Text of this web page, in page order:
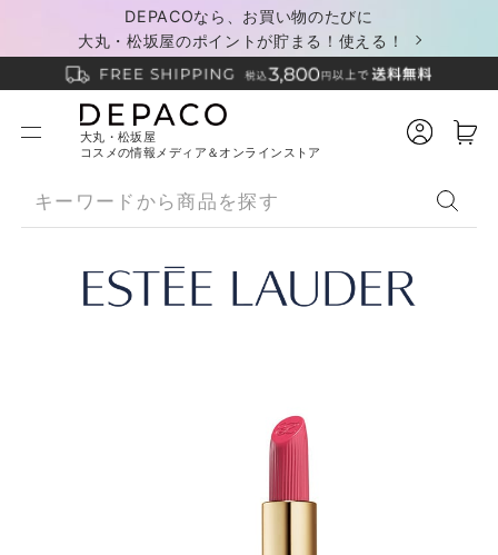
DEPACOなら、お買い物のたびに
大丸・松坂屋のポイントが貯まる！使える！
大丸・松坂屋
コスメの情報メディア＆オンラインストア